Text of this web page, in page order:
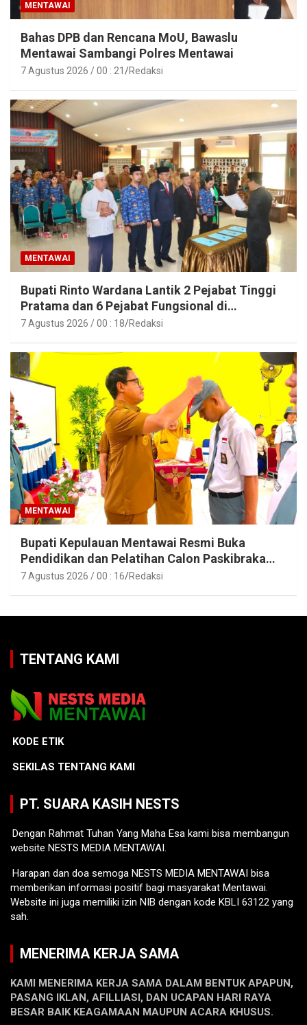
MENTAWAI
Bahas DPB dan Rencana MoU, Bawaslu
Mentawai Sambangi Polres Mentawai
7 Agustus 2026 / 00 : 21 Redaksi
MENTAWAI
Bupati Rinto Wardana Lantik 2 Pejabat Tinggi
Pratama dan 6 Pejabat Fungsional di
Lingkungan Pemkab Kepulauan Mentawai
7 Agustus 2026 / 00 : 18 Redaksi
MENTAWAI
Bupati Kepulauan Mentawai Resmi Buka
Pendidikan dan Pelatihan Calon Paskibraka
Tahun 2026
7 Agustus 2026 / 00 : 16 Redaksi
TENTANG KAMI
KODE ETIK
SEKILAS TENTANG KAMI
PT. SUARA KASIH NESTS
Dengan Rahmat Tuhan Yang Maha Esa kami bisa membangun
website NESTS MEDIA MENTAWAI.
Harapan dan doa semoga NESTS MEDIA MENTAWAI bisa
memberikan informasi positif bagi masyarakat Mentawai.
Website ini juga memiliki izin NIB dengan kode KBLI 63122 yang
sah.
MENERIMA KERJA SAMA
KAMI MENERIMA KERJA SAMA DALAM BENTUK APAPUN,
PASANG IKLAN, AFILLIASI, DAN UCAPAN HARI RAYA
BESAR BAIK KEAGAMAAN MAUPUN ACARA KHUSUS.